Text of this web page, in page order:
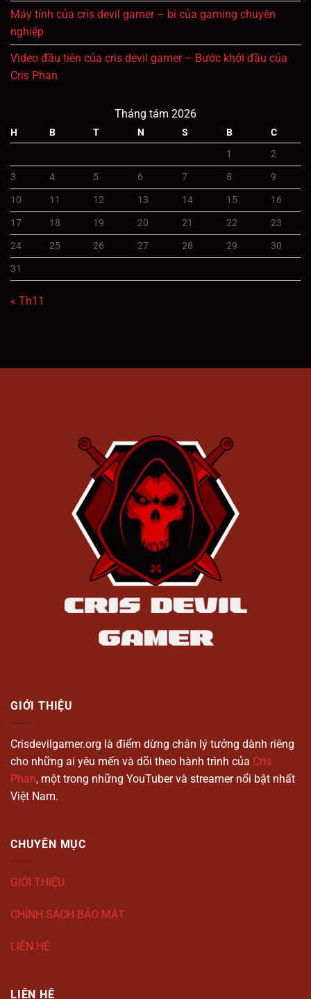
Máy tính của cris devil gamer – bí của gaming chuyên
nghiệp
Video đầu tiên của cris devil gamer – Bước khởi đầu của
Cris Phan
Tháng tám 2026
H B T N S B
C
1
2
3
4 5 6 7 8
9
10
11 12 13 14 15
16
17
18 19 20 21 22
23
24
25 26 27 28 29
30
31
« Th11
GIỚI THIỆU
Crisdevilgamer.org là điểm dừng chân lý tưởng dành riêng
cho những ai yêu mến và dõi theo hành trình của Cris
Phan, một trong những YouTuber và streamer nổi bật nhất
Việt Nam.
CHUYÊN MỤC
GIỚI THIỆU
CHÍNH SÁCH BẢO MẬT
LIÊN HỆ
LIÊN HỆ